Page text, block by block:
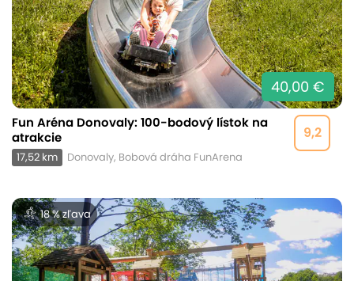
40,00 €
9,2
Fun Aréna Donovaly: 100-bodový lístok na
atrakcie
17,52 km Donovaly, Bobová dráha FunArena
18 % zľava